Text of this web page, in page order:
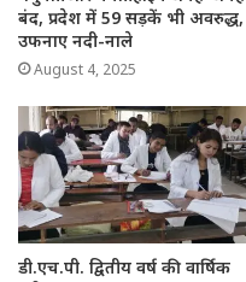
बंद, प्रदेश में 59 सड़कें भी अवरुद्ध,
उफनाए नदी-नाले
August 4, 2025
डी.एच.पी. द्वितीय वर्ष की वार्षिक